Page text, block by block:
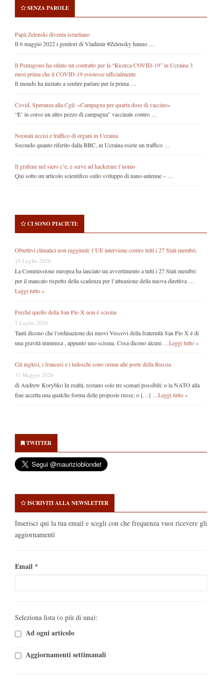
SENZA PAROLE
Papà Zelenski diventa israeliano
Il 6 maggio 2022 i genitori di Vladimir #Zelensky hanno …
Il Pentagono ha stilato un contratto per la “Ricerca COVID-19” in Ucraina 3
mesi prima che il COVID-19 esistesse ufficialmente
Il mondo ha iniziato a sentire parlare per la prima …
Covid, Speranza alla Cgil: «Campagna per quarta dose di vaccino»
“E’ in corso un altro pezzo di campagna” vaccinale contro …
Neonati uccisi e traffico di organi in Ucraina
Secondo quanto riferito dalla BBC, in Ucraina esiste un traffico …
Il grafene nel siero c’è, e serve ad hackerare l’uomo
Qui sotto un articolo scientifico sullo sviluppo di nano-antenne – …
CI SONO PIACIUTI:
Obiettivi climatici non raggiunti: l’UE interviene contro tutti i 27 Stati membri.
19 Luglio 2026
La Commissione europea ha lanciato un avvertimento a tutti i 27 Stati membri
per il mancato rispetto della scadenza per l’attuazione della nuova direttiva …
Leggi tutto »
Perché quello della San Pio X non è scisma
5 Luglio 2026
Tanti dicono che l’ordinazione dei nuovi Vescovi della fraternità San Pio X è di
una gravità immensa , appunto uno scisma. Cosa dicono alcuni …Leggi tutto »
Gli inglesi, i francesi e i tedeschi sono ormai alle porte della Russia
31 Maggio 2026
di Andrew Korybko In realtà, restano solo tre scenari possibili: o la NATO alla
fine accetta una qualche forma delle proposte russe; o […] …Leggi tutto »
Sidebar
TWITTER
ISCRIVITI ALLA NEWSLETTER
Inserisci qui la tua email e scegli con che frequenza vuoi ricevere gli
aggiornamenti
Email *
Seleziona lista (o più di una):
Ad ogni articolo
Aggiornamenti settimanali